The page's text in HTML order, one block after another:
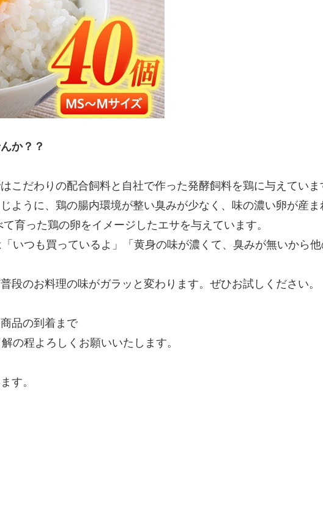
か？？
こだわりの配合飼料と自社で作った発酵飼料を鶏に与えていま
ように、鶏の腸内環境が整い臭みが少なく、味の濃い卵が産ま
育った鶏の卵をイメージしたエサを与えています。
いつも買っているよ」「黄身の味が濃くて、臭みが無いから
段のお料理の味がガラッと変わります。ぜひお試しください。
品の到着まで
の程よろしくお願いいたします。
す。